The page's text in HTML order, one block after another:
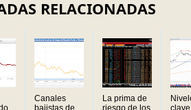
RELACIONADAS
Canales
bajistas de
La prima de
riesgo de los